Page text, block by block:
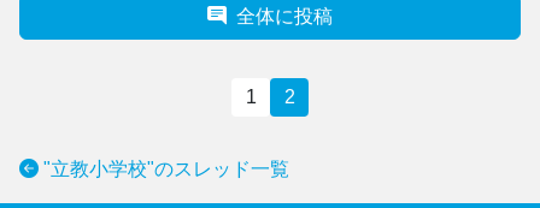
全体に投稿
1 2
"立教小学校"のスレッド一覧